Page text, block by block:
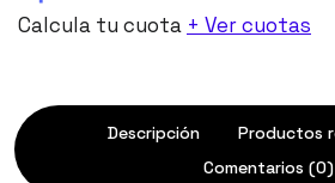
Calcula tu cuota + Ver cuotas
Descripción
Productos
Comentarios (0)